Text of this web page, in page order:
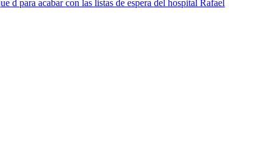
d para acabar con las listas de espera del hospital Rafael